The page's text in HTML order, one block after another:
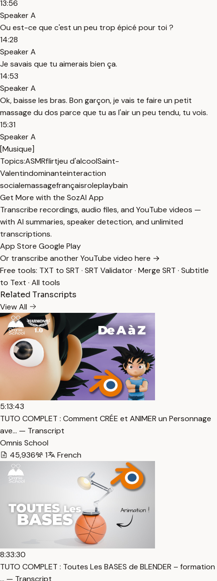
13:56
Speaker A
Ou est-ce que c'est un peu trop épicé pour toi ?
14:28
Speaker A
Je savais que tu aimerais bien ça.
14:53
Speaker A
Ok, baisse les bras. Bon garçon, je vais te faire un petit
massage du dos parce que tu as l'air un peu tendu, tu vois.
15:31
Speaker A
[Musique]
Topics:ASMRflirtjeu d'alcoolSaint-
Valentindominanteinteraction
socialemassagefrançaisroleplaybain
Get More with the SozAI App
Transcribe recordings, audio files, and YouTube videos —
with AI summaries, speaker detection, and unlimited
transcriptions.
App Store Google Play
Or transcribe another YouTube video here →
Free tools: TXT to SRT · SRT Validator· Merge SRT · Subtitle
to Text · All tools
Related Transcripts
View All
5:13:43
TUTO COMPLET : Comment CRÉE et ANIMER un Personnage
ave… — Transcript
Omnis School
45,936
1 French
8:33:30
TUTO COMPLET : Toutes Les BASES de BLENDER – formation
… — Transcript